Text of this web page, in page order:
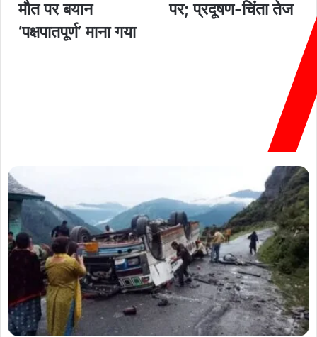
मौत पर बयान
‘पक्षपातपूर्ण’ माना गया
पर; प्रदूषण-चिंता तेज